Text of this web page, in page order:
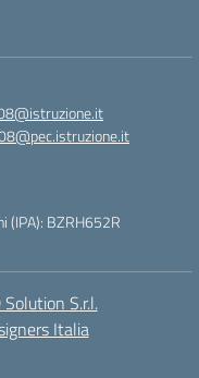
(IPA): BZRH652R
S.r.l.
Italia